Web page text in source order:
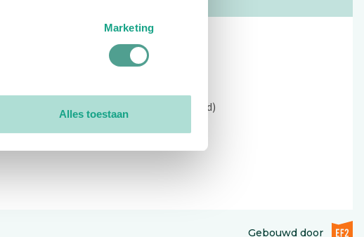
Marketing
Alles toestaan
Open: 09:00 - 12:30 (alleen ochtend)
Gebouwd doorEF2